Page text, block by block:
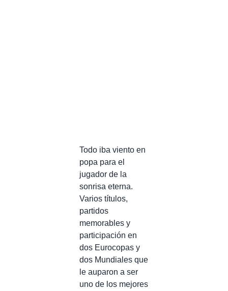
Todo iba viento en
popa para el
jugador de la
sonrisa eterna.
Varios títulos,
partidos
memorables y
participación en
dos Eurocopas y
dos Mundiales que
le auparon a ser
uno de los mejores